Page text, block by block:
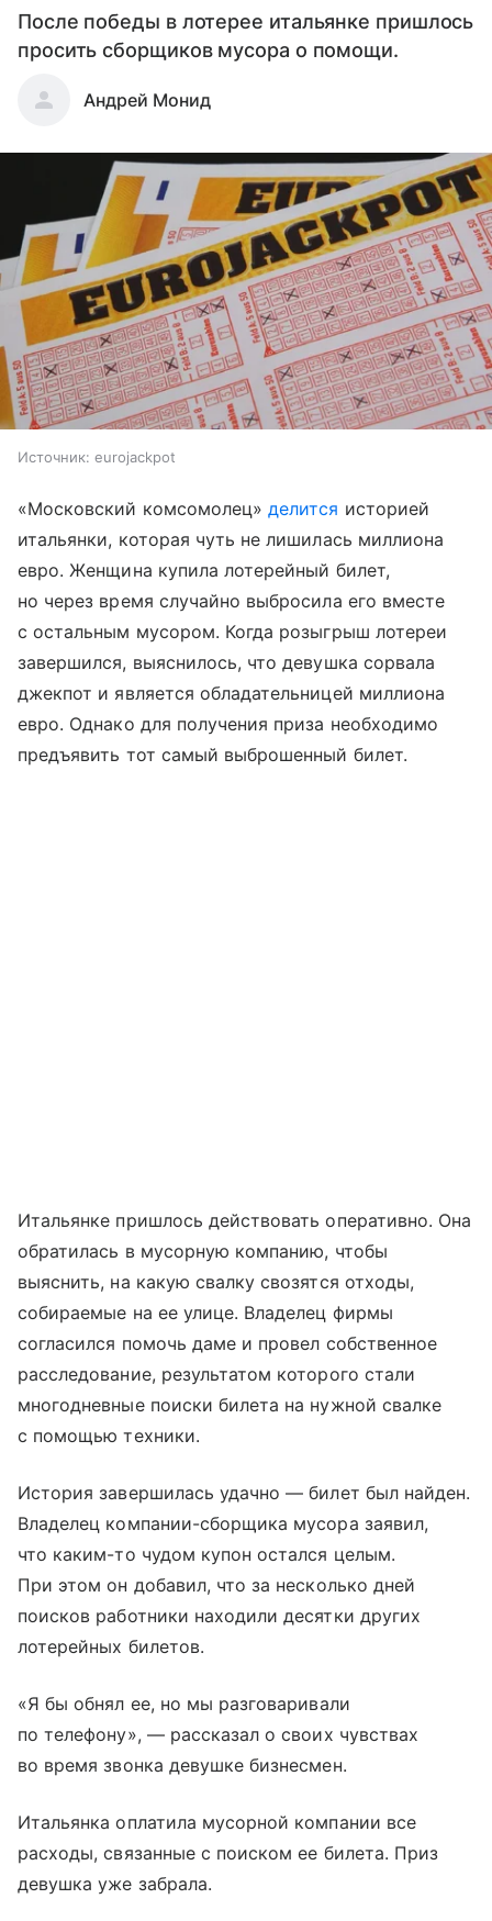
После победы в лотерее итальянке пришлось
просить сборщиков мусора о помощи.
Андрей Монид
Источник: eurojackpot
«Московский комсомолец»делится историей
итальянки, которая чуть не лишилась миллиона
евро. Женщина купила лотерейный билет,
но через время случайно выбросила его вместе
с остальным мусором. Когда розыгрыш лотереи
завершился, выяснилось, что девушка сорвала
джекпот и является обладательницей миллиона
евро. Однако для получения приза необходимо
предъявить тот самый выброшенный билет.
Итальянке пришлось действовать оперативно. Она
обратилась в мусорную компанию, чтобы
выяснить, на какую свалку свозятся отходы,
собираемые на ее улице. Владелец фирмы
согласился помочь даме и провел собственное
расследование, результатом которого стали
многодневные поиски билета на нужной свалке
с помощью техники.
История завершилась удачно — билет был найден.
Владелец компании-сборщика мусора заявил,
что каким-то чудом купон остался целым.
При этом он добавил, что за несколько дней
поисков работники находили десятки других
лотерейных билетов.
«Я бы обнял ее, но мы разговаривали
по телефону», — рассказал о своих чувствах
во время звонка девушке бизнесмен.
Итальянка оплатила мусорной компании все
расходы, связанные с поиском ее билета. Приз
девушка уже забрала.